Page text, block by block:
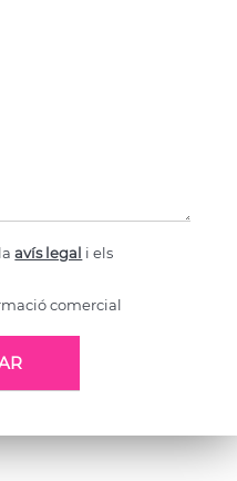
avís legal i els
comercial